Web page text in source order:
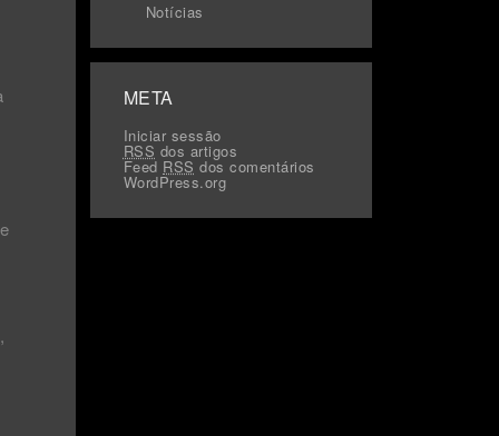
Notícias
META
Iniciar sessão
RSS dos artigos
Feed RSS dos comentários
WordPress.org